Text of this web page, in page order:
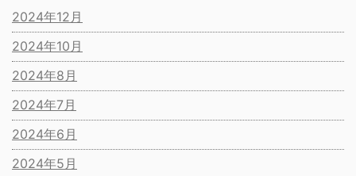
2024年12月
2024年10月
2024年8月
2024年7月
2024年6月
2024年5月